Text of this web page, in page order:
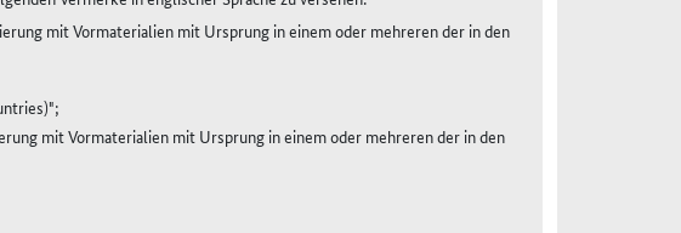
mit Vormaterialien mit Ursprung in einem oder mehreren der in den
mit Vormaterialien mit Ursprung in einem oder mehreren der in den